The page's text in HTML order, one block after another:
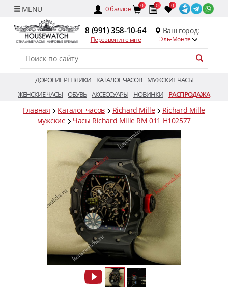
0баллов 0 0 0
8 (991) 358-10-64
Перезвоните мне
Ваш город:
Эль-Монте
ДОРОГИЕ РЕПЛИКИ КАТАЛОГ ЧАСОВ
МУЖСКИЕ ЧАСЫ
ЖЕНСКИЕ ЧАСЫ ОБУВЬ АКСЕССУАРЫ НОВИНКИ РАСПРОДАЖА
Главная Каталог часов Richard Mille
Richard Mille
мужские
Часы Richard Mille RM 011 H102577